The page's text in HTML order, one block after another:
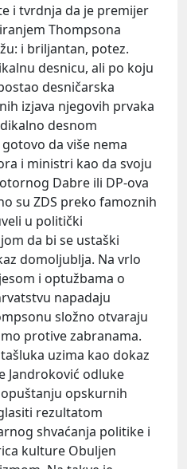
i tvrdnja da je premijer
Thompsona
i briljantan, potez.
desnicu, ali po koju
desničarska
izjava njegovih prvaka
desnom
da više nema
i ministri kao da svoju
Dabre ili DP-ova
su ZDS preko famoznih
u politički
da bi se ustaški
domoljublja. Na vrlo
i optužbama o
napadaju
složno otvaraju
protive zabranama.
uzima kao dokaz
Jandroković odluke
opskurnih
rezultatom
shvaćanja politike i
kulture Obuljen